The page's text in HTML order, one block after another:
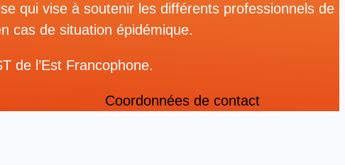
qui vise à soutenir les différents professionnels de
cas de situation épidémique.
de l’Est Francophone.
Coordonnées de contact